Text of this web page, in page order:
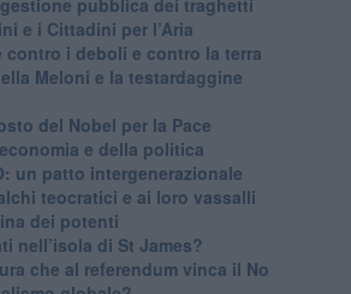
e i Cittadini per l’Aria
contro i deboli e contro la terra
Meloni e la testardaggine
del Nobel per la Pace
e della politica
un patto intergenerazionale
teocratici e ai loro vassalli
dei potenti
nell’isola di St James?
che al referendum vinca il No